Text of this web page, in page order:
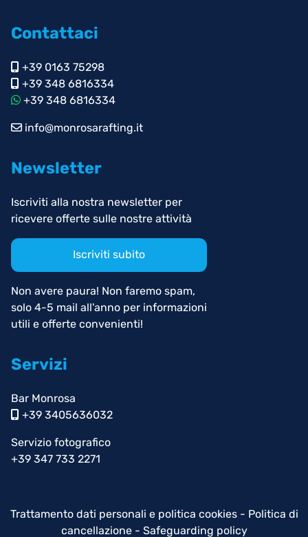
Contattaci
+39 0163 75298
+39 348 6816334
+39 348 6816334
info@monrosarafting.it
Newsletter
Iscriviti alla nostra newsletter per
ricevere offerte sulle nostre attività
Iscriviti subito
Non avere paura! Non faremo spam,
solo 4-5 mail all'anno per informazioni
utili e offerte convenienti!
Servizi
Bar Monrosa
+39 3405636032
Servizio fotografico
+39 347 733 2271
Trattamento dati personali e politica cookies- Politica di
cancellazione - Safeguarding policy